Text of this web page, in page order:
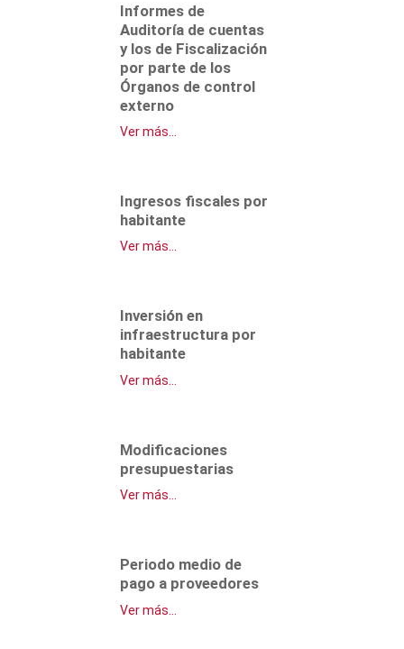
Informes de
Auditoría de cuentas
y los de Fiscalización
por parte de los
Órganos de control
externo
Ver más...
Ingresos fiscales por
habitante
Ver más...
Inversión en
infraestructura por
habitante
Ver más...
Modificaciones
presupuestarias
Ver más...
Periodo medio de
pago a proveedores
Ver más...